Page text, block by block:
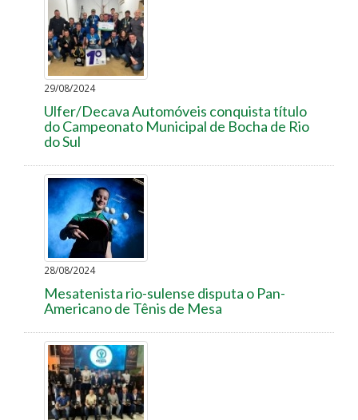
29/08/2024
Ulfer/Decava Automóveis conquista título
do Campeonato Municipal de Bocha de Rio
do Sul
28/08/2024
Mesatenista rio-sulense disputa o Pan-
Americano de Tênis de Mesa